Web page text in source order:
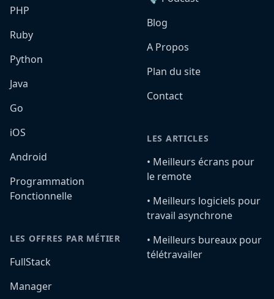
PHP
Ruby
Python
Java
Go
iOS
Android
Programmation
Fonctionnelle
LES OFFRES PAR MÉTIER
FullStack
Manager
Blog
A Propos
Plan du site
Contact
LES ARTICLES
•️ Meilleurs écrans pour
le remote
•️ Meilleurs logiciels pour
travail asynchrone
•️ Meilleurs bureaux pour
télétravailer